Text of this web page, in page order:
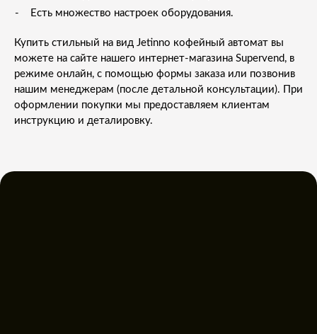
Есть множество настроек оборудования.
Купить стильный на вид Jetinno кофейный автомат вы
можете на сайте нашего интернет-магазина Supervend, в
режиме онлайн, с помощью формы заказа или позвонив
нашим менеджерам (после детальной консультации). При
оформлении покупки мы предоставляем клиентам
инструкцию и деталировку.